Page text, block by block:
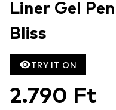
Liner Gel
Bliss
TRY IT ON
2.790 Ft